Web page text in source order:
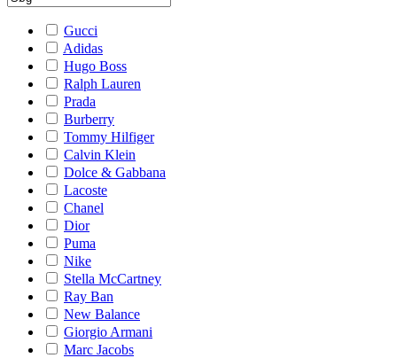
Gucci
Adidas
Hugo Boss
Ralph Lauren
Prada
Burberry
Tommy Hilfiger
Calvin Klein
Dolce & Gabbana
Lacoste
Chanel
Dior
Puma
Nike
Stella McCartney
Ray Ban
New Balance
Giorgio Armani
Marc Jacobs